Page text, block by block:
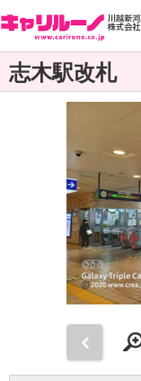
志木駅改札